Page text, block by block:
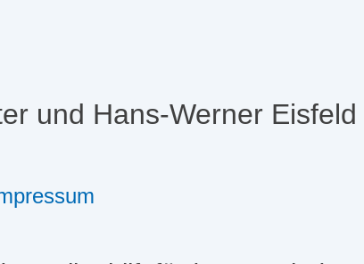
und Hans-Werner Eisfeld